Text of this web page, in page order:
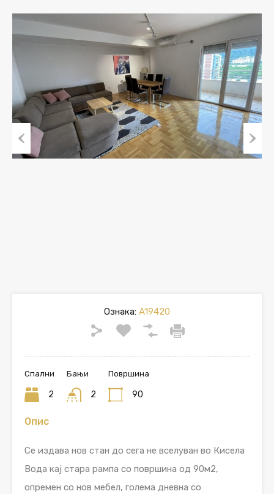
Previous Next
Ознака: A19420
Спални
2
Бањи
2
Површина
90
Опис
Се издава нов стан до сега не вселуван во Кисела
Вода кај стара рампа со површина од 90м2,
опремен со нов мебел, голема дневна со